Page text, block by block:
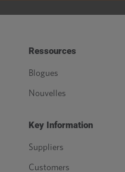
Ressources
Blogues
Nouvelles
Key Information
Suppliers
Customers